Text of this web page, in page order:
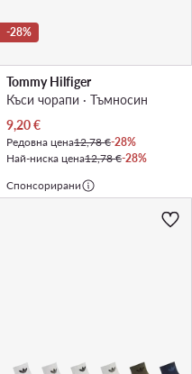
-28%
Tommy Hilfiger
Къси чорапи · Тъмносин
Актуална цена
9,20€
Редовна цена12,78 €-28%
Най-ниска цена12,78 €-28%
Спонсорирани